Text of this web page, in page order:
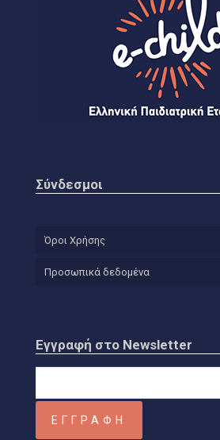
Σύνδεσμοι
Όροι Χρήσης
Προσωπικά δεδομένα
Εγγραφή στο Newsletter